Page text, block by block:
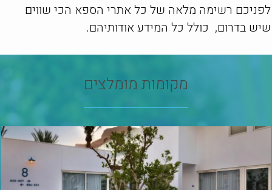
לפניכם רשימה מלאה של כל אתרי הספא הכי שווים
שיש בדרום, כולל כל המידע אודותיהם.
מקומות מומלצים